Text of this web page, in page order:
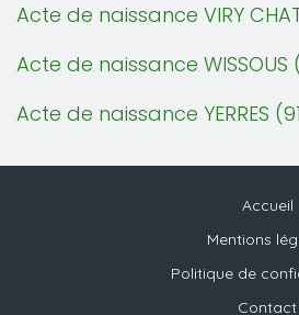
Acte de naissance VIRY
Acte de naissance WISSOUS
Acte de naissance YERRES
Accueil
Mentions
Politique de
Contact